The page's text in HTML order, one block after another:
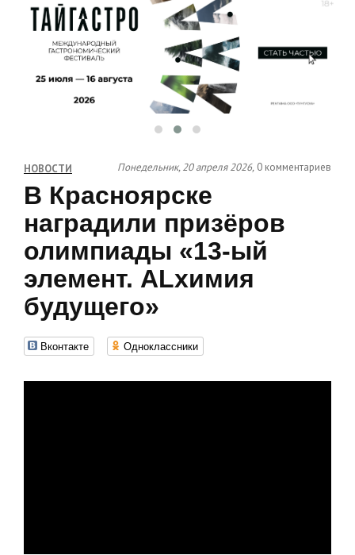
НОВОСТИ Понедельник, 20 апреля 2026, 0 комментариев
В Красноярске
наградили призёров
олимпиады «13-ый
элемент. ALхимия
будущего»
Вконтакте Одноклассники